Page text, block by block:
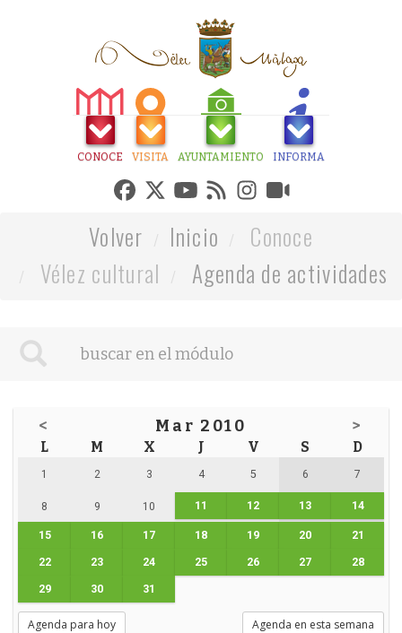
CONOCE VISITA AYUNTAMIENTO INFORMA
Volver Inicio
Conoce
Vélez cultural
Agenda de actividades
< Mar 2010 >
L M X J V S D
1 2 3 4 5 6 7
8 9 10 11 12 13 14
15 16 17 18 19 20 21
22 23 24 25 26 27 28
29 30 31
Agenda para hoy Agenda en esta semana